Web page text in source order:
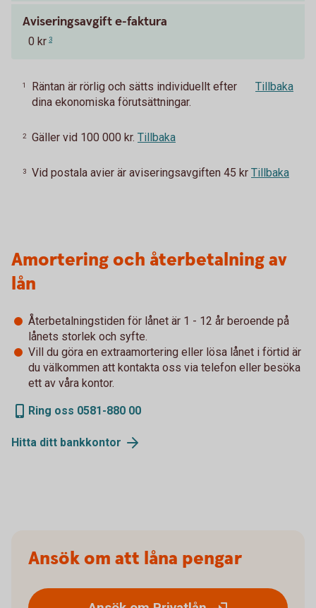
Aviseringsavgift e-faktura
0 kr 3
1
Räntan är rörlig och sätts individuellt efter
dina ekonomiska förutsättningar.
Tillbaka
2 Gäller vid 100 000 kr. Tillbaka
3 Vid postala avier är aviseringsavgiften 45 kr Tillbaka
Amortering och återbetalning av
lån
Återbetalningstiden för lånet är 1 - 12 år beroende på
lånets storlek och syfte.
Vill du göra en extraamortering eller lösa lånet i förtid är
du välkommen att kontakta oss via telefon eller besöka
ett av våra kontor.
Ring oss 0581-880 00
Hitta ditt bankkontor
Ansök om att låna pengar